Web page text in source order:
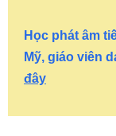
Học phát âm
Mỹ, giáo viên
đây